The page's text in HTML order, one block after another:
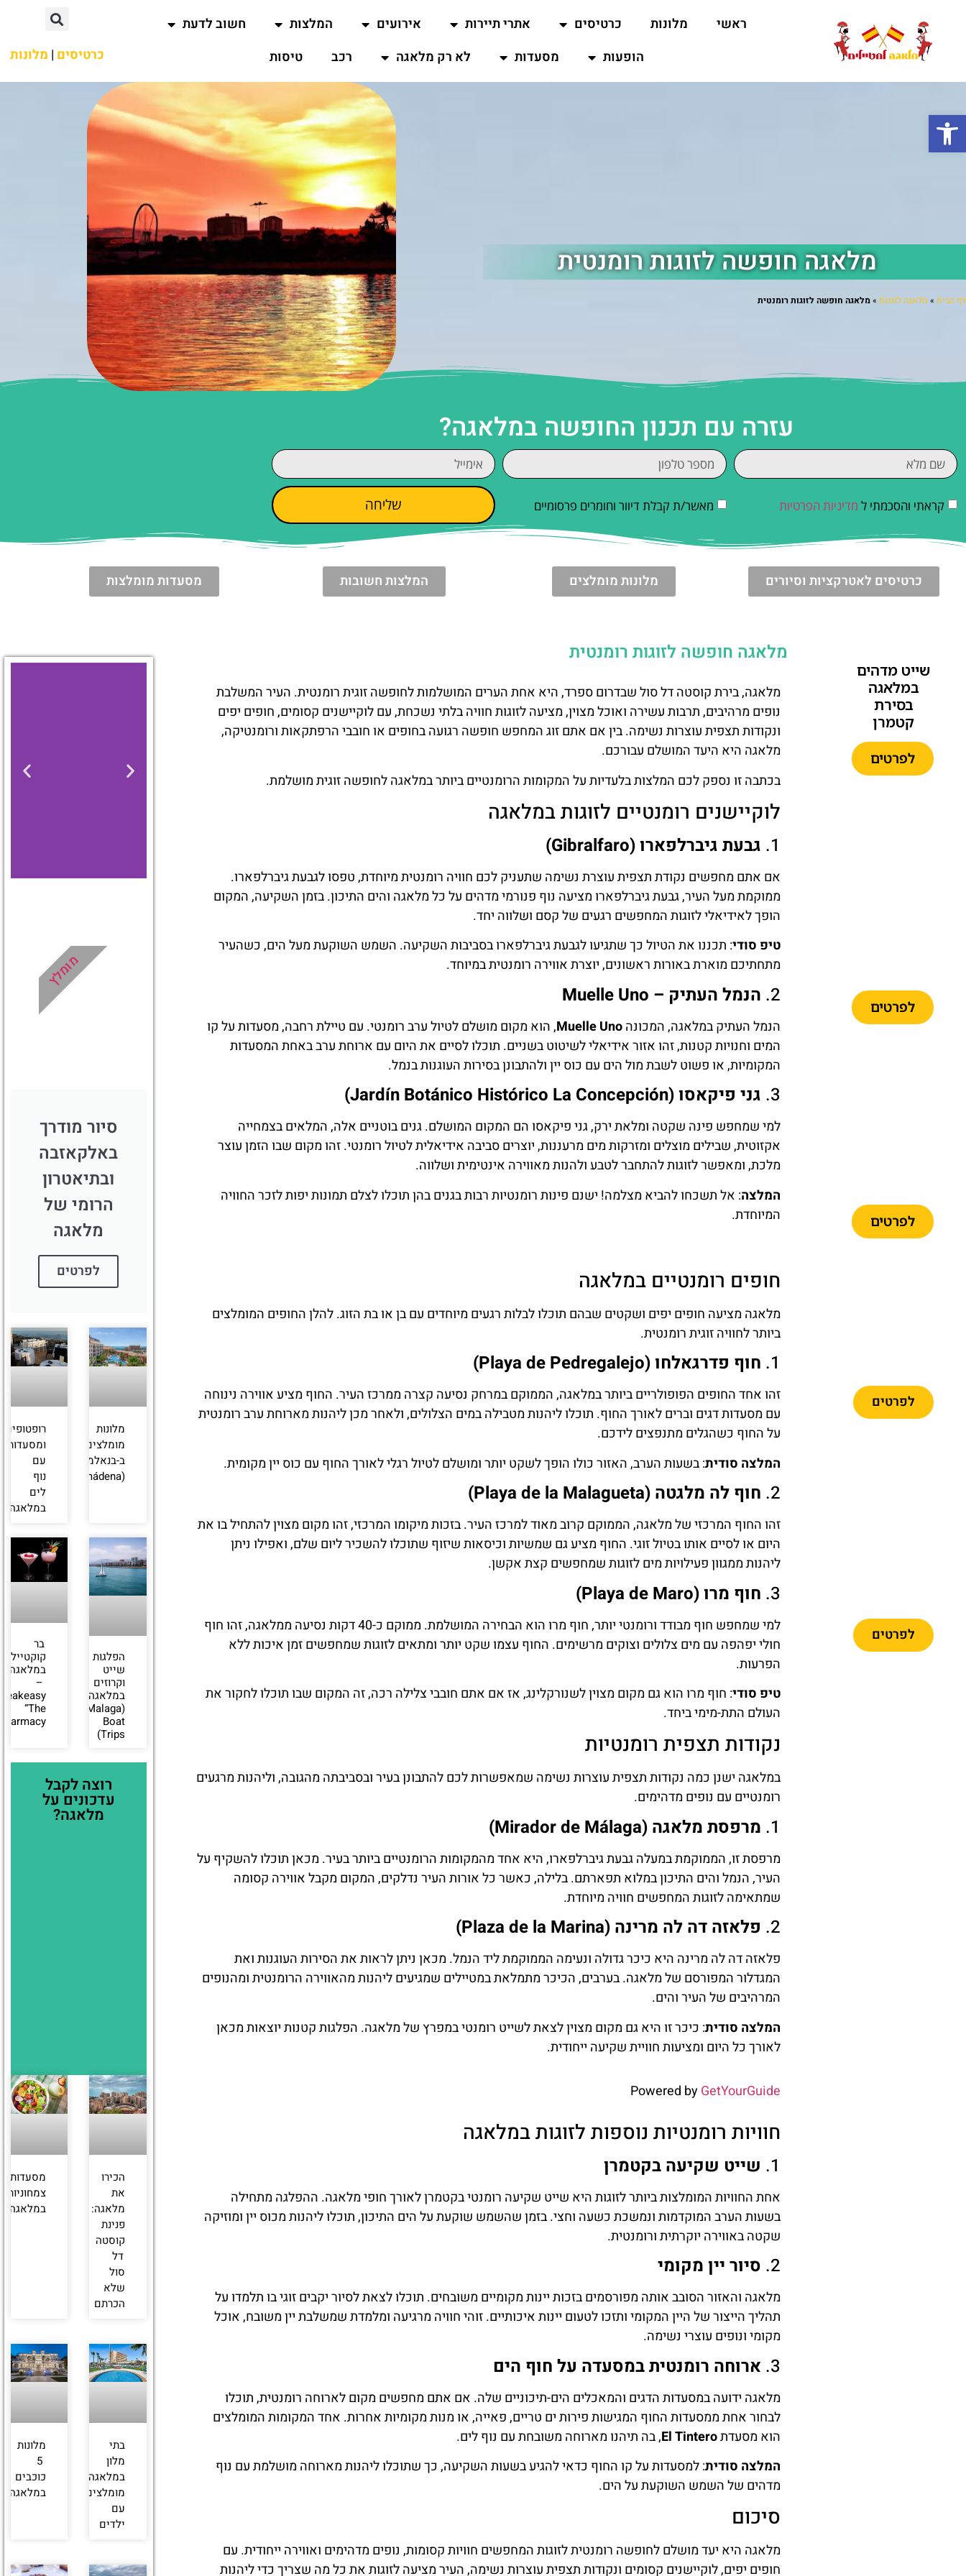
ראשי מלונות כרטיסים אתרי תיירות אירועים המלצות
חשוב לדעת
הופעות
מסעדות לא רק מלאגה רכב טיסות כרטיסים | מלונות
מלאגה חופשה לזוגות רומנטית
דף הבית » מלאגה לזוגות »מלאגה חופשה לזוגות רומנטית
עזרה עם תכנון החופשה במלאגה?
קראתי והסכמתי ל מדיניות הפרטיות מאשר/ת קבלת דיוור וחומרים פרסומיים שליחה
כרטיסים לאטרקציות וסיורים מלונות מומלצים המלצות חשובות מסעדות מומלצות
שייט מדהים
במלאגה
בסירת
קטמרן
לפרטים
לפרטים
לפרטים
לפרטים
לפרטים
מלאגה חופשה לזוגות רומנטית
מלאגה, בירת קוסטה דל סול שבדרום ספרד, היא אחת הערים המושלמות לחופשה זוגית רומנטית. העיר המשלבת
נופים מרהיבים, תרבות עשירה ואוכל מצוין, מציעה לזוגות חוויה בלתי נשכחת, עם לוקיישנים קסומים, חופים יפים
ונקודות תצפית עוצרות נשימה. בין אם אתם זוג המחפש חופשה רגועה בחופים או חובבי הרפתקאות ורומנטיקה,
מלאגה היא היעד המושלם עבורכם.
בכתבה זו נספק לכם המלצות בלעדיות על המקומות הרומנטיים ביותר במלאגה לחופשה זוגית מושלמת.
לוקיישנים רומנטיים לזוגות במלאגה
1. גבעת גיברלפארו (Gibralfaro)
אם אתם מחפשים נקודת תצפית עוצרת נשימה שתעניק לכם חוויה רומנטית מיוחדת, טפסו לגבעת גיברלפארו.
ממוקמת מעל העיר, גבעת גיברלפארו מציעה נוף פנורמי מדהים על כל מלאגה והים התיכון. בזמן השקיעה, המקום
הופך לאידיאלי לזוגות המחפשים רגעים של קסם ושלווה יחד.
טיפ סודי: תכננו את הטיול כך שתגיעו לגבעת גיברלפארו בסביבות השקיעה. השמש השוקעת מעל הים, כשהעיר
מתחתיכם מוארת באורות ראשונים, יוצרת אווירה רומנטית במיוחד.
2. הנמל העתיק – Muelle Uno
הנמל העתיק במלאגה, המכונהMuelle Uno, הוא מקום מושלם לטיול ערב רומנטי. עם טיילת רחבה, מסעדות על קו
המים וחנויות קטנות, זהו אזור אידיאלי לשיטוט בשניים. תוכלו לסיים את היום עם ארוחת ערב באחת המסעדות
המקומיות, או פשוט לשבת מול הים עם כוס יין ולהתבונן בסירות העוגנות בנמל.
3. גני פיקאסו (Jardín Botánico Histórico La Concepción)
למי שמחפש פינה שקטה ומלאת ירק, גני פיקאסו הם המקום המושלם. גנים בוטניים אלה, המלאים בצמחייה
אקזוטית, שבילים מוצלים ומזרקות מים מרעננות, יוצרים סביבה אידיאלית לטיול רומנטי. זהו מקום שבו הזמן עוצר
מלכת, ומאפשר לזוגות להתחבר לטבע ולהנות מאווירה אינטימית ושלווה.
המלצה: אל תשכחו להביא מצלמה! ישנם פינות רומנטיות רבות בגנים בהן תוכלו לצלם תמונות יפות לזכר החוויה
המיוחדת.
חופים רומנטיים במלאגה
מלאגה מציעה חופים יפים ושקטים שבהם תוכלו לבלות רגעים מיוחדים עם בן או בת הזוג. להלן החופים המומלצים
ביותר לחוויה זוגית רומנטית.
1. חוף פדרגאלחו (Playa de Pedregalejo)
זהו אחד החופים הפופולריים ביותר במלאגה, הממוקם במרחק נסיעה קצרה ממרכז העיר. החוף מציע אווירה נינוחה
עם מסעדות דגים וברים לאורך החוף. תוכלו ליהנות מטבילה במים הצלולים, ולאחר מכן ליהנות מארוחת ערב רומנטית
על החוף כשהגלים מתנפצים לידכם.
המלצה סודית: בשעות הערב, האזור כולו הופך לשקט יותר ומושלם לטיול רגלי לאורך החוף עם כוס יין מקומית.
2. חוף לה מלגטה (Playa de la Malagueta)
זהו החוף המרכזי של מלאגה, הממוקם קרוב מאוד למרכז העיר. בזכות מיקומו המרכזי, זהו מקום מצוין להתחיל בו את
היום או לסיים אותו בטיול זוגי. החוף מציע גם שמשיות וכיסאות שיזוף שתוכלו להשכיר ליום שלם, ואפילו ניתן
ליהנות ממגוון פעילויות מים לזוגות שמחפשים קצת אקשן.
3. חוף מרו (Playa de Maro)
למי שמחפש חוף מבודד ורומנטי יותר, חוף מרו הוא הבחירה המושלמת. ממוקם כ-40 דקות נסיעה ממלאגה, זהו חוף
חולי יפהפה עם מים צלולים וצוקים מרשימים. החוף עצמו שקט יותר ומתאים לזוגות שמחפשים זמן איכות ללא
הפרעות.
טיפ סודי: חוף מרו הוא גם מקום מצוין לשנורקלינג, אז אם אתם חובבי צלילה רכה, זה המקום שבו תוכלו לחקור את
העולם התת-מימי ביחד.
נקודות תצפית רומנטיות
במלאגה ישנן כמה נקודות תצפית עוצרות נשימה שמאפשרות לכם להתבונן בעיר ובסביבתה מהגובה, וליהנות מרגעים
רומנטיים עם נופים מדהימים.
1. מרפסת מלאגה (Mirador de Málaga)
מרפסת זו, הממוקמת במעלה גבעת גיברלפארו, היא אחד מהמקומות הרומנטיים ביותר בעיר. מכאן תוכלו להשקיף על
העיר, הנמל והים התיכון במלוא תפארתם. בלילה, כאשר כל אורות העיר נדלקים, המקום מקבל אווירה קסומה
שמתאימה לזוגות המחפשים חוויה מיוחדת.
2. פלאזה דה לה מרינה (Plaza de la Marina)
פלאזה דה לה מרינה היא כיכר גדולה ונעימה הממוקמת ליד הנמל. מכאן ניתן לראות את הסירות העוגנות ואת
המגדלור המפורסם של מלאגה. בערבים, הכיכר מתמלאת במטיילים שמגיעים ליהנות מהאווירה הרומנטית ומהנופים
המרהיבים של העיר והים.
המלצה סודית: כיכר זו היא גם מקום מצוין לצאת לשייט רומנטי במפרץ של מלאגה. הפלגות קטנות יוצאות מכאן
לאורך כל היום ומציעות חוויית שקיעה ייחודית.
Powered byGetYourGuide
חוויות רומנטיות נוספות לזוגות במלאגה
1. שייט שקיעה בקטמרן
אחת החוויות המומלצות ביותר לזוגות היא שייט שקיעה רומנטי בקטמרן לאורך חופי מלאגה. ההפלגה מתחילה
בשעות הערב המוקדמות ונמשכת כשעה וחצי. בזמן שהשמש שוקעת על הים התיכון, תוכלו ליהנות מכוס יין ומוזיקה
שקטה באווירה יוקרתית ורומנטית.
2. סיור יין מקומי
מלאגה והאזור הסובב אותה מפורסמים בזכות יינות מקומיים משובחים. תוכלו לצאת לסיור יקבים זוגי בו תלמדו על
תהליך הייצור של היין המקומי ותזכו לטעום יינות איכותיים. זוהי חוויה מרגיעה ומלמדת שמשלבת יין משובח, אוכל
מקומי ונופים עוצרי נשימה.
3. ארוחה רומנטית במסעדה על חוף הים
מלאגה ידועה במסעדות הדגים והמאכלים הים-תיכוניים שלה. אם אתם מחפשים מקום לארוחה רומנטית, תוכלו
לבחור אחת ממסעדות החוף המגישות פירות ים טריים, פאייה, או מנות מקומיות אחרות. אחד המקומות המומלצים
הוא מסעדתEl Tintero, בה תיהנו מארוחה משובחת עם נוף לים.
המלצה סודית: למסעדות על קו החוף כדאי להגיע בשעות השקיעה, כך שתוכלו ליהנות מארוחה מושלמת עם נוף
מדהים של השמש השוקעת על הים.
סיכום
מלאגה היא יעד מושלם לחופשה רומנטית לזוגות המחפשים חוויות קסומות, נופים מדהימים ואווירה ייחודית. עם
חופים יפים, לוקיישנים קסומים ונקודות תצפית עוצרות נשימה, העיר מציעה לזוגות את כל מה שצריך כדי ליהנות
מציאת
מלון
מומלץ?
סיור מודרך
באלקאזבה
ובתיאטרון
הרומי של
מלאגה
לפרטים
מומלץ
מלונות
מומלצים
ב-בנאלמדנה
(Benalmádena)
רופטופים
ומסעדות
עם
נוף
לים
במלאגה
הפלגות
שייט
וקרוזים
במלאגה
(Malaga
Boat
Trips)
בר
קוקטיילים
במלאגה
–
“The
רוצה לקבל
עדכונים על
מלאגה?
הכירו
את
מלאגה:
פנינת
קוסטה
דל
סול
שלא
הכרתם
מסעדות
צמחוניות
במלאגה
בתי
מלון
במלאגה
מומלצים
עם
ילדים
מלונות
5
כוכבים
במלאגה
פתח סרגל נגישות